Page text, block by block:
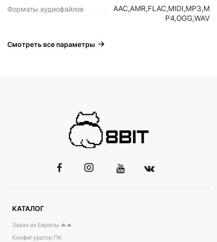
Форматы аудиофайлов
AAC,AMR,FLAC,MIDI,MP3,M
P4,OGG,WAV
Смотреть все параметры
КАТАЛОГ
Заказ из Европы 🔥🔥
Конфигуратор ПК